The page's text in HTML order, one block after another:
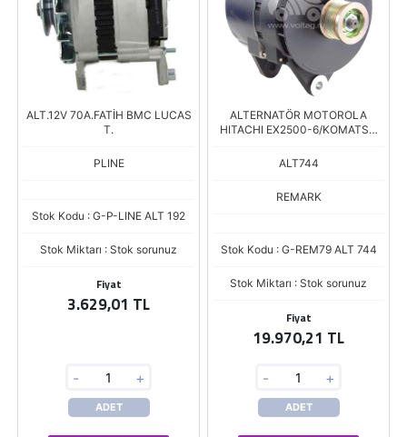
ALT.12V 70A.FATİH BMC LUCAS
T.
PLINE
Stok Kodu : G-P-LINE ALT 192
Stok Miktarı : Stok sorunuz
Fiyat
3.629,01 TL
- +
ADET
ALTERNATÖR MOTOROLA
HITACHI EX2500-6/KOMATSU
ALT744
REMARK
Stok Kodu : G-REM79 ALT 744
Stok Miktarı : Stok sorunuz
Fiyat
19.970,21 TL
- +
ADET